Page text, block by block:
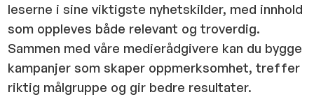
leserne i sine viktigste nyhetskilder, med innhold
som oppleves både relevant og troverdig.
Sammen med våre medierådgivere kan du bygge
kampanjer som skaper oppmerksomhet, treffer
riktig målgruppe og gir bedre resultater.